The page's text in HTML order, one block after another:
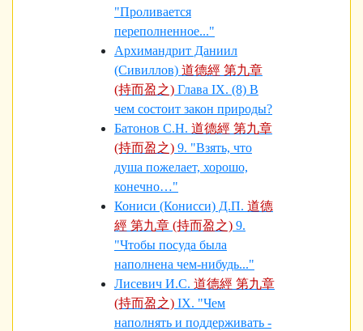
"Проливается
переполненное..."
Архимандрит Даниил
(Сивиллов) 道德經 第九章
(持而盈之) Глава IX. (8) В
чем состоит закон природы?
Батонов С.Н. 道德經 第九章
(持而盈之) 9. "Взять, что
душа пожелает, хорошо,
конечно…"
Кониси (Конисси) Д.П. 道德
經 第九章 (持而盈之) 9.
"Чтобы посуда была
наполнена чем-нибудь..."
Лисевич И.С. 道德經 第九章
(持而盈之) IX. "Чем
наполнять и поддерживать -